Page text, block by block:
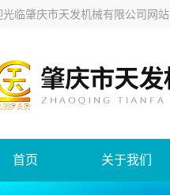
光临肇庆市天发机械有限公司网站
首页 关于我们